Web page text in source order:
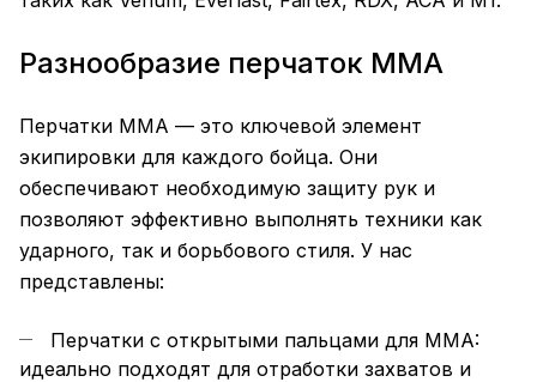
Разнообразие перчаток MMA
Перчатки MMA — это ключевой элемент
экипировки для каждого бойца. Они
обеспечивают необходимую защиту рук и
позволяют эффективно выполнять техники как
ударного, так и борьбового стиля. У нас
представлены:
Перчатки с открытыми пальцами для MMA:
идеально подходят для отработки захватов и